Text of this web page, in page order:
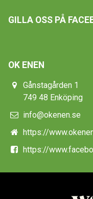
GILLA OSS PÅ
OK ENEN
Gånstagården 1
749 48 Enköping
info@okenen.se
https://
https://